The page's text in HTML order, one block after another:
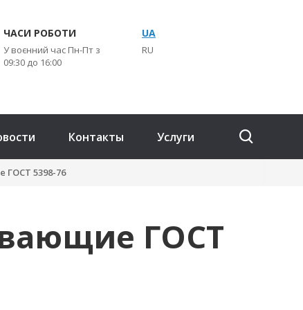
ЧАСИ РОБОТИ
У воєнний час Пн-Пт з
09:30 до 16:00
UA
RU
Контакты Услуги
ГОСТ 5398-76
ГОСТ